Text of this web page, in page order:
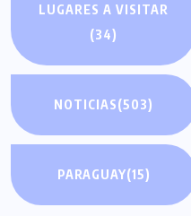
LUGARES A VISITAR
(34)
NOTICIAS(503)
PARAGUAY(15)